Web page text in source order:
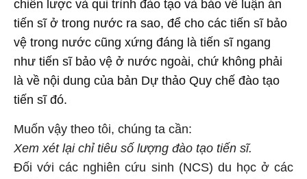
chiến lược và qui trình đào tạo và bảo về luận án
tiến sĩ ở trong nước ra sao, để cho các tiến sĩ bảo
vệ trong nước cũng xứng đáng là tiến sĩ ngang
như tiến sĩ bảo vệ ở nước ngoài, chứ không phải
là về nội dung của bản Dự thảo Quy chế đào tạo
tiến sĩ đó.
Muốn vậy theo tôi, chúng ta cần:
Xem xét lại chỉ tiêu số lượng đào tạo tiến sĩ.
Đối với các nghiên cứu sinh (NCS) du học ở các